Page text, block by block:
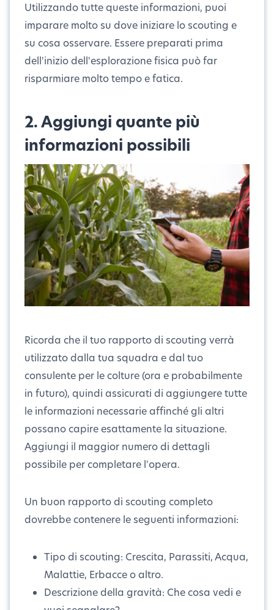
Utilizzando tutte queste informazioni, puoi
imparare molto su dove iniziare lo scouting e
su cosa osservare. Essere preparati prima
dell'inizio dell'esplorazione fisica può far
risparmiare molto tempo e fatica.
2. Aggiungi quante più
informazioni possibili
Ricorda che il tuo rapporto di scouting verrà
utilizzato dalla tua squadra e dal tuo
consulente per le colture (ora e probabilmente
in futuro), quindi assicurati di aggiungere tutte
le informazioni necessarie affinché gli altri
possano capire esattamente la situazione.
Aggiungi il maggior numero di dettagli
possibile per completare l'opera.
Un buon rapporto di scouting completo
dovrebbe contenere le seguenti informazioni:
Tipo di scouting: Crescita, Parassiti, Acqua,
Malattie, Erbacce o altro.
Descrizione della gravità: Che cosa vedi e